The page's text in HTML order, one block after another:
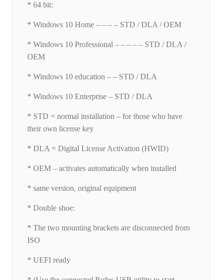
* 64 bit:
* Windows 10 Home – – – – STD / DLA / OEM
* Windows 10 Professional – – – – – STD / DLA /
OEM
* Windows 10 education – – STD / DLA
* Windows 10 Enterprise – STD / DLA
* STD = normal installation – for those who have
their own license key
* DLA = Digital License Activation (HWID)
* OEM – activates automatically when installed
* same version, original equipment
* Double shoe:
* The two mounting brackets are disconnected from
ISO
* UEFI ready